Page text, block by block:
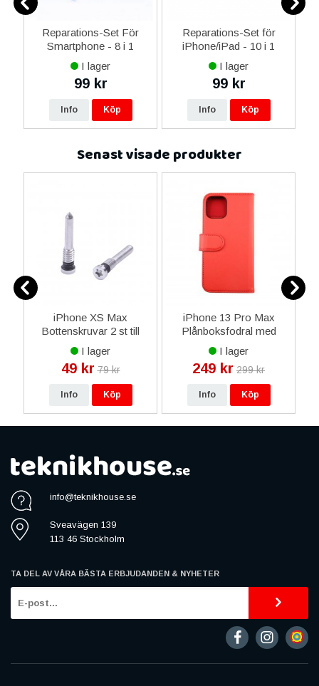
Reparations-Set För
Smartphone - 8 i 1
I lager
99 kr
Info Köp
Reparations-Set för
iPhone/iPad - 10 i 1
I lager
99 kr
Info Köp
Senast visade produkter
iPhone XS Max
Bottenskruvar 2 st till
Laddkontakt - Silver
I lager
49 kr 79 kr
Info Köp
iPhone 13 Pro Max
Plånboksfodral med
Magnet - Röd
I lager
249 kr 299 kr
Info Köp
info@teknikhouse.se
Sveavägen 139
113 46 Stockholm
TA DEL AV VÅRA BÄSTA ERBJUDANDEN & NYHETER